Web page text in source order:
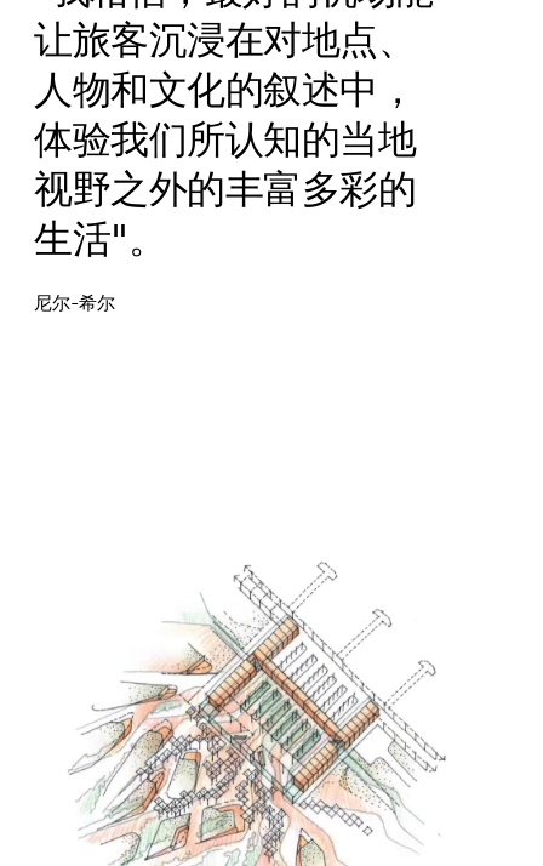
让旅客沉浸在对地点、
人物和文化的叙述中，
体验我们所认知的当地
视野之外的丰富多彩的
生活"。
尼尔-希尔